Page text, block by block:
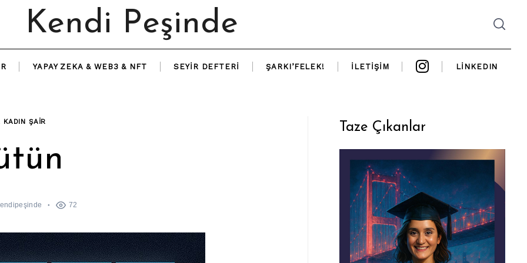
Kendi Peşinde
YAPAY ZEKA & WEB3 & NFT SEYIR DEFTERI ŞARKI’FELEK! İLETIŞIM LINKEDIN
KADIN ŞAIR
72
Taze Çıkanlar